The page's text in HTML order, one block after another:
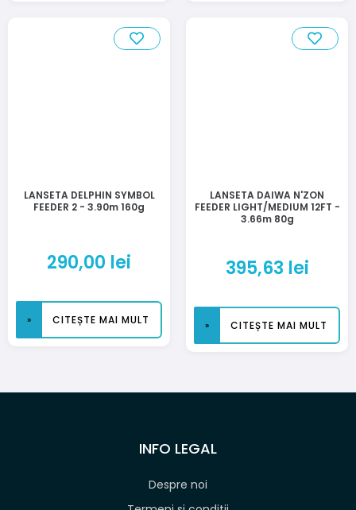
LANSETA DELPHIN SYMBOL
FEEDER 2 - 3.90m 160g
290,00 lei
CITEȘTE MAI MULT
LANSETA DAIWA N'ZON
FEEDER LIGHT/MEDIUM 12FT -
3.66m 80g
395,63 lei
CITEȘTE MAI MULT
INFO LEGAL
Despre noi